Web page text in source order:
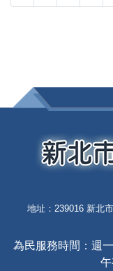
地址：239016 新北
為民服務時間：週